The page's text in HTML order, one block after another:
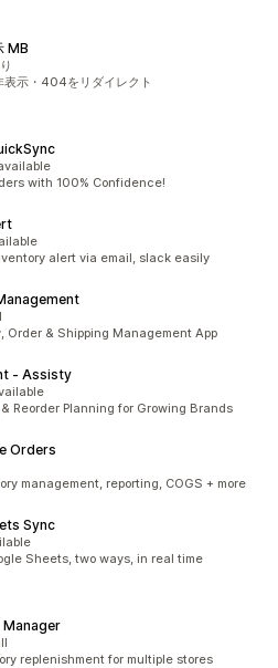
MB
表示・404をリダイレクト
with 100% Confidence!
alert via email, slack easily
Order & Shipping Management App
‑ Assisty
Reorder Planning for Growing Brands
Orders
management, reporting, COGS + more
Sync
Sheets, two ways, in real time
replenishment for multiple stores